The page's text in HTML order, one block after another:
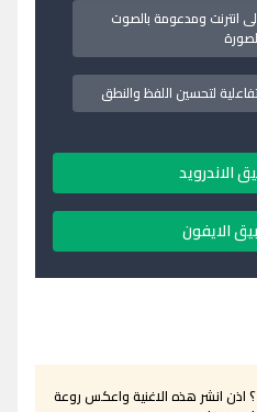
انترنت ومدعومة بالصوت
الاندرويد
الايفون
انشر هذه الاغنية واعكس روعة